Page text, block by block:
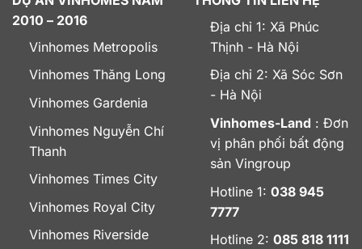
2010 – 2016
Vinhomes Metropolis
Vinhomes Thăng Long
Vinhomes Gardenia
Vinhomes Nguyễn Chí
Thanh
Vinhomes Times City
Vinhomes Royal City
Vinhomes Riverside
Địa chỉ 1: Xã Phúc
Thịnh - Hà Nội
Địa chỉ 2: Xã Sóc Sơn
- Hà Nội
Vinhomes-Land : Đơn
vị phân phối bất động
sản Vingroup
Hotline 1: 038 945
7777
Hotline 2: 085 818 1111